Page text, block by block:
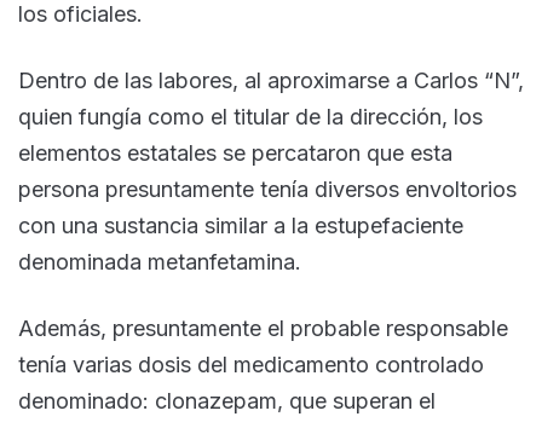
los oficiales.
Dentro de las labores, al aproximarse a Carlos “N”,
quien fungía como el titular de la dirección, los
elementos estatales se percataron que esta
persona presuntamente tenía diversos envoltorios
con una sustancia similar a la estupefaciente
denominada metanfetamina.
Además, presuntamente el probable responsable
tenía varias dosis del medicamento controlado
denominado: clonazepam, que superan el